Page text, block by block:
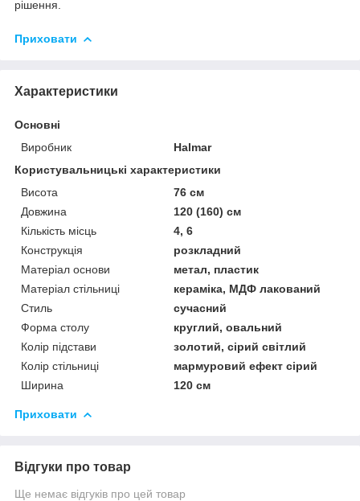
рішення.
Приховати
Характеристики
Основні
Виробник
Halmar
Користувальницькі характеристики
Висота
76 см
Довжина
120 (160) см
Кількість місць
4, 6
Конструкція
розкладний
Матеріал основи
метал, пластик
Матеріал стільниці
кераміка, МДФ лакований
Стиль
сучасний
Форма столу
круглий, овальний
Колір підстави
золотий, сірий світлий
Колір стільниці
мармуровий ефект сірий
Ширина
120 см
Приховати
Відгуки про товар
Ще немає відгуків про цей товар